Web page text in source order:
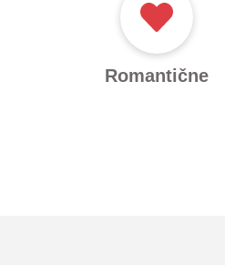
Romantične